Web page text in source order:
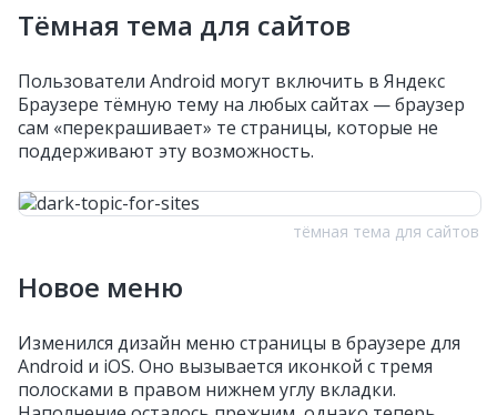
Тёмная тема для сайтов
Пользователи Android могут включить в Яндекс
Браузере тёмную тему на любых сайтах — браузер
сам «перекрашивает» те страницы, которые не
поддерживают эту возможность.
тёмная тема для сайтов
Новое меню
Изменился дизайн меню страницы в браузере для
Android и iOS. Оно вызывается иконкой с тремя
полосками в правом нижнем углу вкладки.